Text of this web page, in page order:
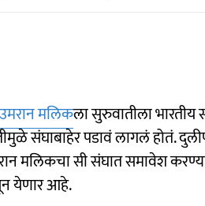
उमरान मलिकला सुरुवातीला भारतीय
संघाबाहेर पडावं लागलं होतं.
मलिकचा सी संघात समावेश
येणार आहे.